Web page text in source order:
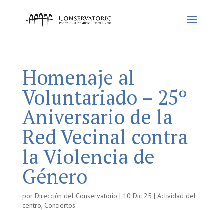
Homenaje al
Voluntariado – 25º
Aniversario de la
Red Vecinal contra
la Violencia de
Género
por Dirección del Conservatorio | 10 Dic 25 | Actividad del
centro, Conciertos